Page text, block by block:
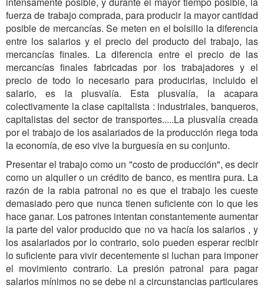
fuerza de trabajo comprada, para producir la mayor cantidad
posible de mercancías. Se meten en el bolsillo la diferencia
entre los salarios y el precio del producto del trabajo, las
mercancías finales. La diferencia entre el precio de las
mercancías finales fabricadas por los trabajadores y el
precio de todo lo necesario para producirlas, incluido el
salario, es la plusvalía. Esta plusvalía, la acapara
colectivamente la clase capitalista : industriales, banqueros,
capitalistas del sector de transportes.....La plusvalía creada
por el trabajo de los asalariados de la producción riega toda
la economía, de eso vive la burguesía en su conjunto.
Presentar el trabajo como un "costo de producción", es decir
como un alquiler o un crédito de banco, es mentira pura. La
razón de la rabia patronal no es que el trabajo les cueste
demasiado pero que nunca tienen suficiente con lo que les
hace ganar. Los patrones intentan constantemente aumentar
la parte del valor producido que no va hacía los salarios , y
los asalariados por lo contrario, solo pueden esperar recibir
lo suficiente para vivir decentemente si luchan para imponer
el movimiento contrario. La presión patronal para pagar
salarios mínimos no se debe ni a circunstancias particulares